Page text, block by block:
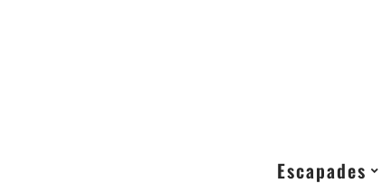
Escapades